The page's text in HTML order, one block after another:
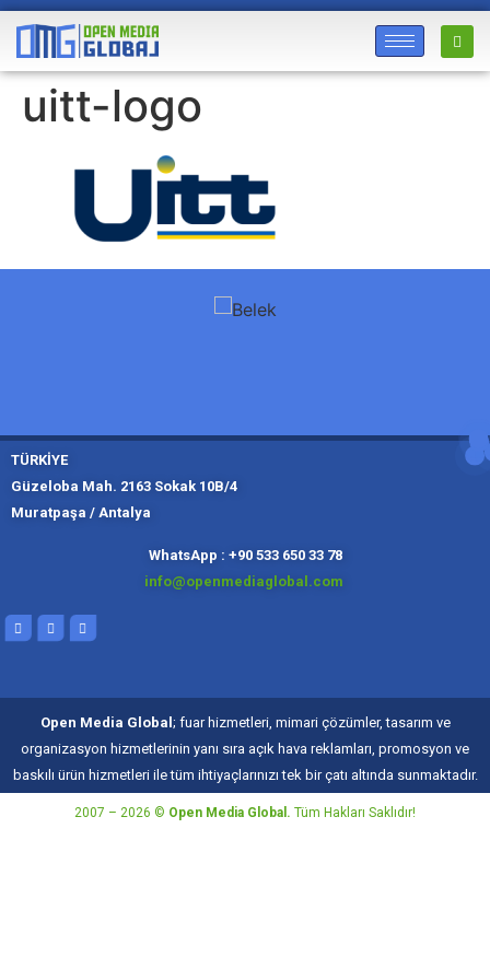
uitt-logo
TÜRKİYE
Güzeloba Mah. 2163 Sokak 10B/4
Muratpaşa / Antalya
WhatsApp : +90 533 650 33 78
info@openmediaglobal.com
Open Media Global ; fuar hizmetleri, mimari çözümler, tasarım ve
organizasyon hizmetlerinin yanı sıra açık hava reklamları, promosyon ve
baskılı ürün hizmetleri ile tüm ihtiyaçlarınızı tek bir çatı altında sunmaktadır.
2007 – 2026 © Open Media Global. Tüm Hakları Saklıdır!